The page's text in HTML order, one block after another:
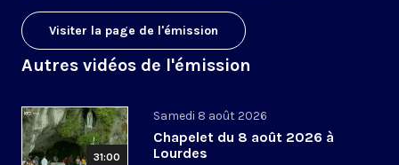
Visiter la page de l'émission
Autres vidéos de l'émission
31:00
Samedi 8 août 2026
Chapelet du 8 août 2026 à
Lourdes